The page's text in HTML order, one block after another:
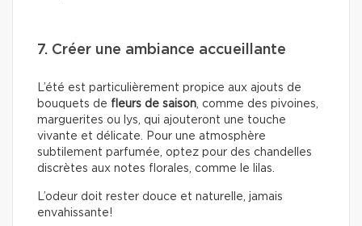
7. Créer une ambiance accueillante
L’été est particulièrement propice aux ajouts de
bouquets de fleurs de saison, comme des pivoines,
marguerites ou lys, qui ajouteront une touche
vivante et délicate. Pour une atmosphère
subtilement parfumée, optez pour des chandelles
discrètes aux notes florales, comme le lilas.
L’odeur doit rester douce et naturelle, jamais
envahissante!